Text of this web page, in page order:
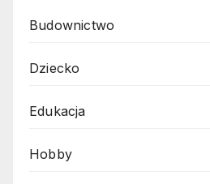
Budownictwo
Dziecko
Edukacja
Hobby